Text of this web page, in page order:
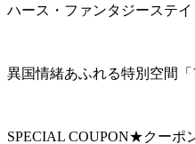
ハース・ファンタジーステ
異国情緒あふれる特別空間
SPECIAL COUPON★クーポ